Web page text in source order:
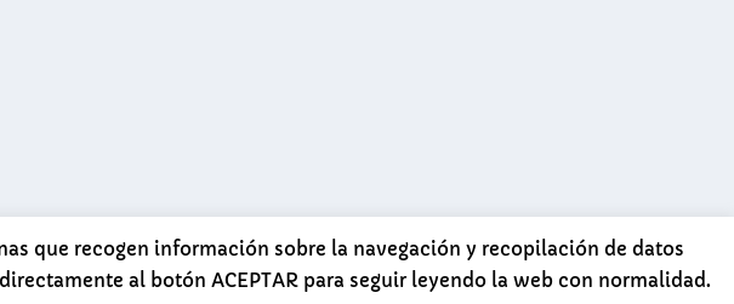
que recogen información sobre la navegación y recopilación de datos
al botón ACEPTAR para seguir leyendo la web con normalidad.